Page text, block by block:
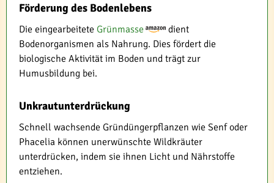
Förderung des Bodenlebens
Die eingearbeitete Grünmasse
dient
Bodenorganismen als Nahrung. Dies fördert die
biologische Aktivität im Boden und trägt zur
Humusbildung bei.
Unkrautunterdrückung
Schnell wachsende Gründüngerpflanzen wie Senf oder
Phacelia können unerwünschte Wildkräuter
unterdrücken, indem sie ihnen Licht und Nährstoffe
entziehen.